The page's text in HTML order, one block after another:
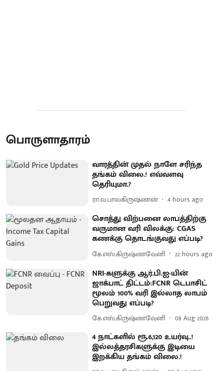
பொருளாதாரம்
வாரத்தின் முதல் நாளே சரிந்த
தங்கம் விலை.! எவ்வளவு
தெரியுமா.?
ரா.வ.பாலகிருஷ்ணன் 4 hours ago
சொத்து விற்பனை லாபத்திற்கு
வருமான வரி விலக்கு: CGAS
கணக்கு தொடங்குவது எப்படி?
கே.எஸ்.கிருஷ்ணவேனி 22 hours ago
NRI-களுக்கு ஆர்.பி.ஐ-யின்
ஜாக்பாட் திட்டம்:FCNR டெபாசிட்
மூலம் 100% வரி இல்லாத லாபம்
பெறுவது எப்படி?
கே.எஸ்.கிருஷ்ணவேனி 08 Aug 2026
4 நாட்களில் ரூ.6,120 உயர்வு..!
இல்லத்தரசிகளுக்கு இடியை
இறக்கிய தங்கம் விலை.!